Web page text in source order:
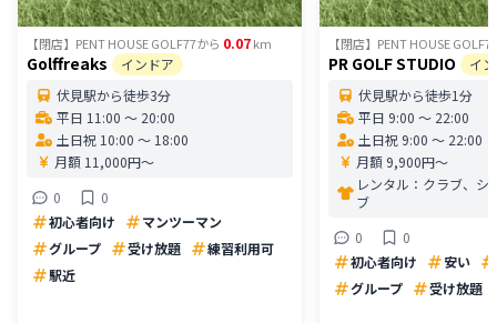
【閉店】PENT HOUSE GOLF77から 0.07km
Golffreaks
インドア
伏見駅から徒歩3分
平日 11:00 〜 20:00
土日祝 10:00 〜 18:00
月額 11,000円〜
0
0
初心者向け
マンツーマン
グループ
受け放題
練習利用可
駅近
【閉店】PENT HOUSE GOLF77
PR GOLF STUDIO
イ
伏見駅から徒歩1分
平日 9:00 〜 22:00
土日祝 9:00 〜 22:00
月額 9,900円〜
レンタル： クラブ、シ
ブ
0
0
初心者向け
安い
グループ
受け放題